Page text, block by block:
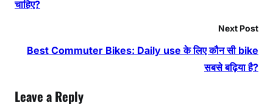
चाहिए?
Next Post
Best Commuter Bikes: Daily use के लिए कौन सी bike
सबसे बढ़िया है?
Leave a Reply